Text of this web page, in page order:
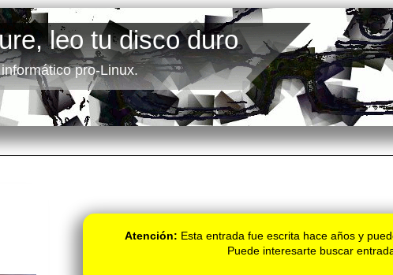
leo tu disco duro
pro-Linux.
Atención: Esta entrada fue escrita hace años y
Puede interesarte buscar